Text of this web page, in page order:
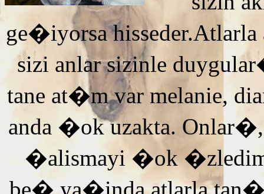
ge�iyorsa
sizi anlar sizinle
tane at�m var melanie,
anda �ok uzakta.
�alismayi �ok